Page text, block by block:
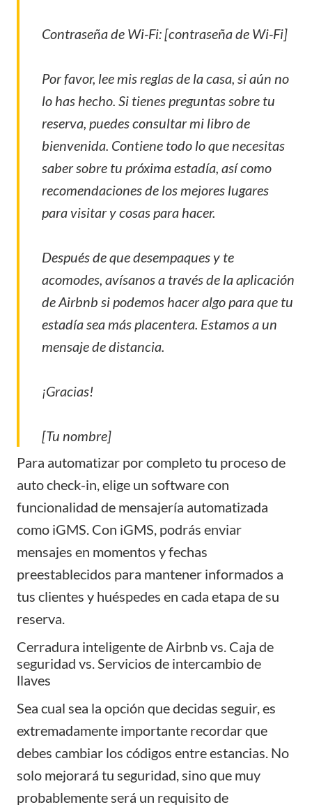
Contraseña de Wi-Fi: [contraseña de Wi-Fi]
Por favor, lee mis reglas de la casa, si aún no
lo has hecho. Si tienes preguntas sobre tu
reserva, puedes consultar mi libro de
bienvenida. Contiene todo lo que necesitas
saber sobre tu próxima estadía, así como
recomendaciones de los mejores lugares
para visitar y cosas para hacer.
Después de que desempaques y te
acomodes, avísanos a través de la aplicación
de Airbnb si podemos hacer algo para que tu
estadía sea más placentera. Estamos a un
mensaje de distancia.
¡Gracias!
[Tu nombre]
Para automatizar por completo tu proceso de
auto check-in, elige un software con
funcionalidad de mensajería automatizada
como iGMS. Con iGMS, podrás enviar
mensajes en momentos y fechas
preestablecidos para mantener informados a
tus clientes y huéspedes en cada etapa de su
reserva.
Cerradura inteligente de Airbnb vs. Caja de
seguridad vs. Servicios de intercambio de
llaves
Sea cual sea la opción que decidas seguir, es
extremadamente importante recordar que
debes cambiar los códigos entre estancias. No
solo mejorará tu seguridad, sino que muy
probablemente será un requisito de